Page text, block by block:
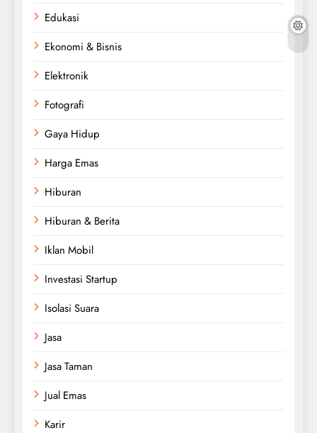
Edukasi
Ekonomi & Bisnis
Elektronik
Fotografi
Gaya Hidup
Harga Emas
Hiburan
Hiburan & Berita
Iklan Mobil
Investasi Startup
Isolasi Suara
Jasa
Jasa Taman
Jual Emas
Karir